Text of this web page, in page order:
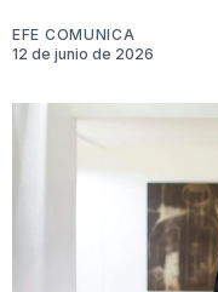
EFE COMUNICA
12 de junio de 2026